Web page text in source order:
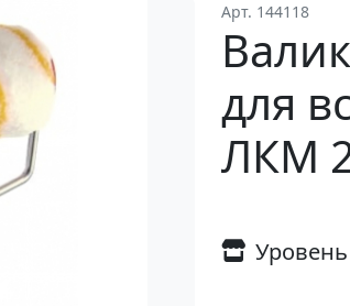
Арт. 144118
для
ЛКМ